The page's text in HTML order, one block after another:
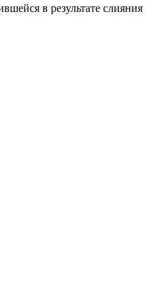
в результате слияния